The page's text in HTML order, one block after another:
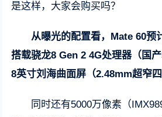
是这样，大家会购买吗？
从曝光的配置看，Mate 60预
搭载骁龙8 Gen 2 4G处理器（国
8英寸刘海曲面屏（2.48mm超窄四
同时还有5000万像素（